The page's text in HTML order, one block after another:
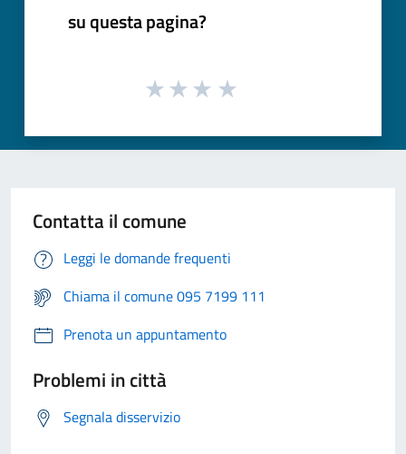
su questa pagina?
Contatta il comune
Leggi le domande frequenti
Chiama il comune 095 7199 111
Prenota un appuntamento
Problemi in città
Segnala disservizio